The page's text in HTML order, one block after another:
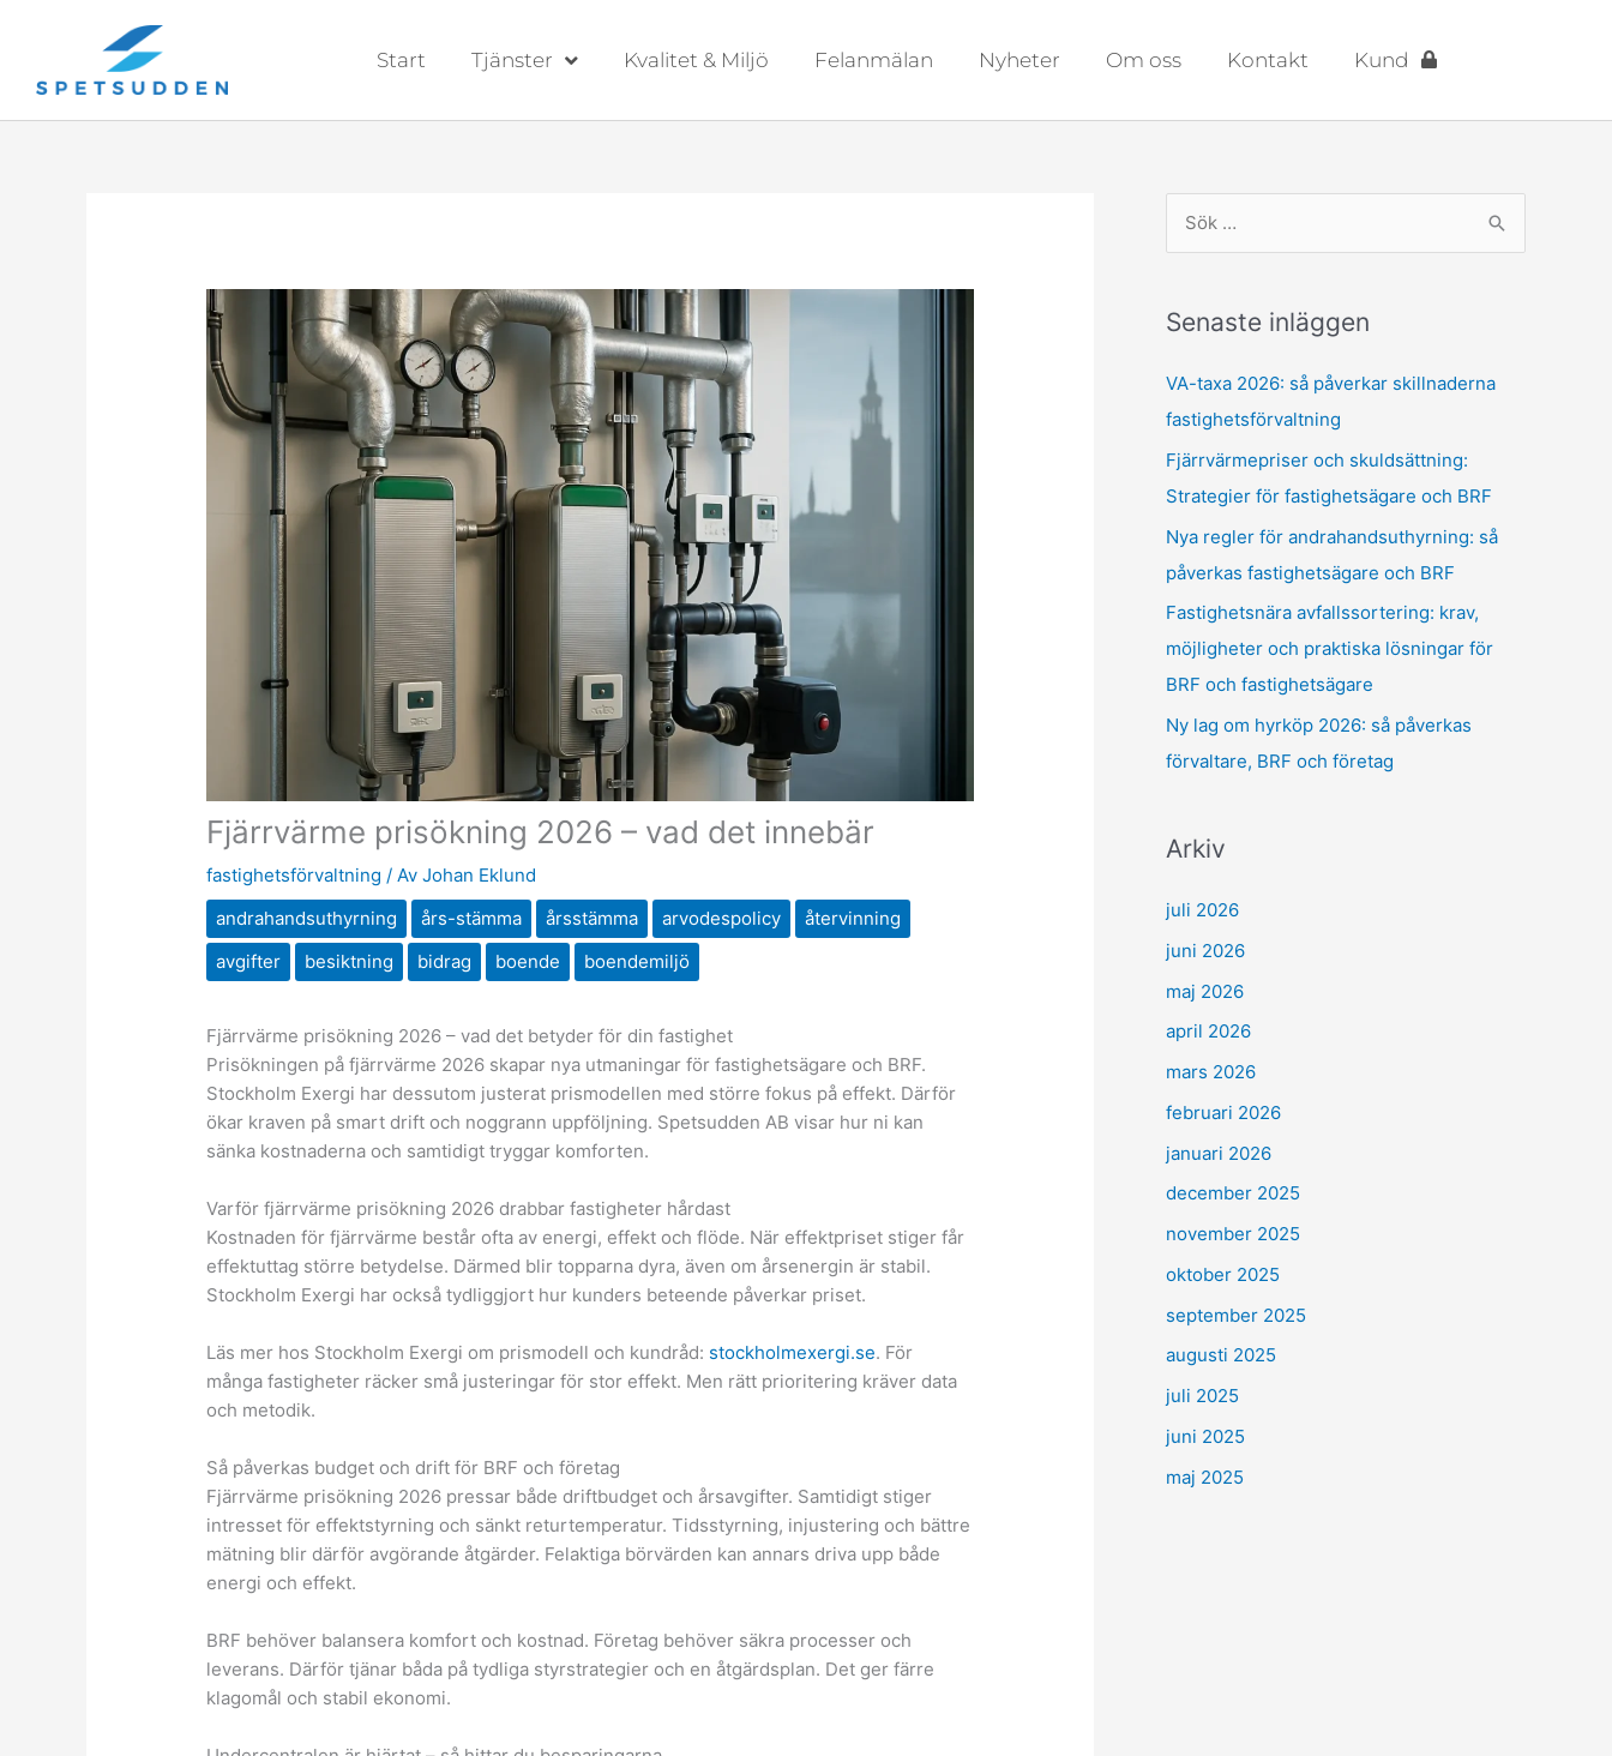
Start Tjänster Kvalitet & Miljö Felanmälan Nyheter Om oss Kontakt Kund
Fjärrvärme prisökning 2026 – vad det innebär
fastighetsförvaltning / AvJohan Eklund
andrahandsuthyrning
års-stämma årsstämma arvodespolicy
återvinning
avgifter
besiktning bidrag boende boendemiljö
Fjärrvärme prisökning 2026 – vad det betyder för din fastighet
Prisökningen på fjärrvärme 2026 skapar nya utmaningar för fastighetsägare och BRF.
Stockholm Exergi har dessutom justerat prismodellen med större fokus på effekt. Därför
ökar kraven på smart drift och noggrann uppföljning. Spetsudden AB visar hur ni kan
sänka kostnaderna och samtidigt tryggar komforten.
Varför fjärrvärme prisökning 2026 drabbar fastigheter hårdast
Kostnaden för fjärrvärme består ofta av energi, effekt och flöde. När effektpriset stiger får
effektuttag större betydelse. Därmed blir topparna dyra, även om årsenergin är stabil.
Stockholm Exergi har också tydliggjort hur kunders beteende påverkar priset.
Läs mer hos Stockholm Exergi om prismodell och kundråd: stockholmexergi.se. För
många fastigheter räcker små justeringar för stor effekt. Men rätt prioritering kräver data
och metodik.
Så påverkas budget och drift för BRF och företag
Fjärrvärme prisökning 2026 pressar både driftbudget och årsavgifter. Samtidigt stiger
intresset för effektstyrning och sänkt returtemperatur. Tidsstyrning, injustering och bättre
mätning blir därför avgörande åtgärder. Felaktiga börvärden kan annars driva upp både
energi och effekt.
BRF behöver balansera komfort och kostnad. Företag behöver säkra processer och
leverans. Därför tjänar båda på tydliga styrstrategier och en åtgärdsplan. Det ger färre
klagomål och stabil ekonomi.
e
f
t
Senaste inläggen
VA-taxa 2026: så påverkar skillnaderna
fastighetsförvaltning
Fjärrvärmepriser och skuldsättning:
Strategier för fastighetsägare och BRF
Nya regler för andrahandsuthyrning: så
påverkas fastighetsägare och BRF
Fastighetsnära avfallssortering: krav,
möjligheter och praktiska lösningar för
BRF och fastighetsägare
Ny lag om hyrköp 2026: så påverkas
förvaltare, BRF och företag
Arkiv
juli 2026
juni 2026
maj 2026
april 2026
mars 2026
februari 2026
januari 2026
december 2025
november 2025
oktober 2025
september 2025
augusti 2025
juli 2025
juni 2025
maj 2025